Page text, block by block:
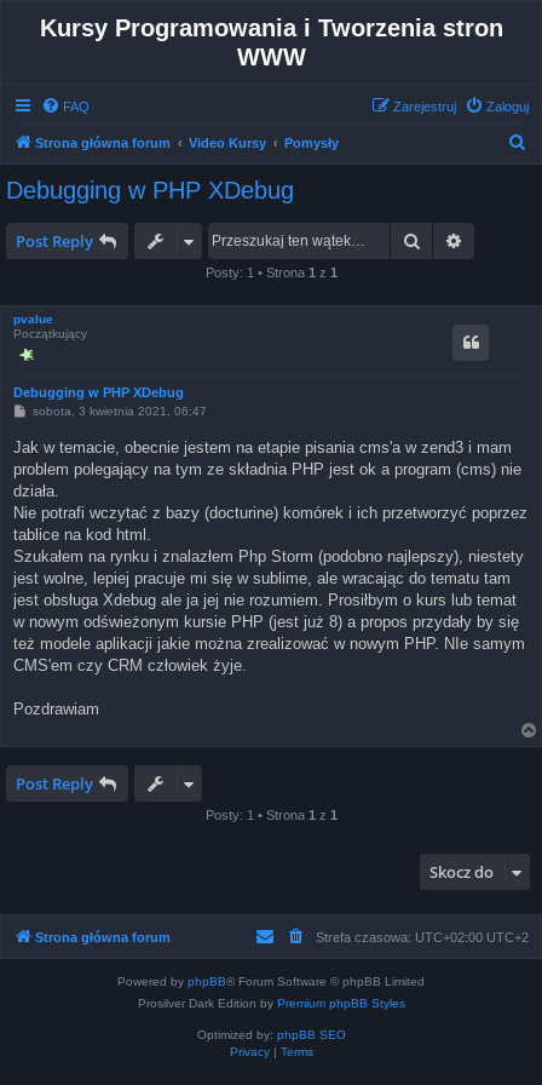
Kursy Programowania i Tworzenia stron
WWW
FAQ Zaloguj
Zarejestruj
Strona główna forum Video Kursy Pomysły
Debugging w PHP XDebug
Post Reply Szukaj
Posty: 1 • Strona 1 z 1
pvalue
Początkujący
Debugging w PHP XDebug
P
s
t
sobota, 3 kwietnia 2021, 06:47
Jak w temacie, obecnie jestem na etapie pisania cms'a w zend3 i mam
problem polegający na tym ze składnia PHP jest ok a program (cms) nie
działa.
Nie potrafi wczytać z bazy (docturine) komórek i ich przetworzyć poprzez
tablice na kod html.
Szukałem na rynku i znalazłem Php Storm (podobno najlepszy), niestety
jest wolne, lepiej pracuje mi się w sublime, ale wracając do tematu tam
jest obsługa Xdebug ale ja jej nie rozumiem. Prosiłbym o kurs lub temat
w nowym odświeżonym kursie PHP (jest już 8) a propos przydały by się
też modele aplikacji jakie można zrealizować w nowym PHP. NIe samym
CMS'em czy CRM człowiek żyje.
Pozdrawiam
Post Reply
Posty: 1 • Strona 1 z 1
Skocz do
Strona główna forum Strefa czasowa: UTC+02:00 UTC+2
Powered by phpBB® Forum Software © phpBB Limited
Prosilver Dark Edition by Premium phpBB Styles
Optimized by: phpBB SEO
Privacy| Terms